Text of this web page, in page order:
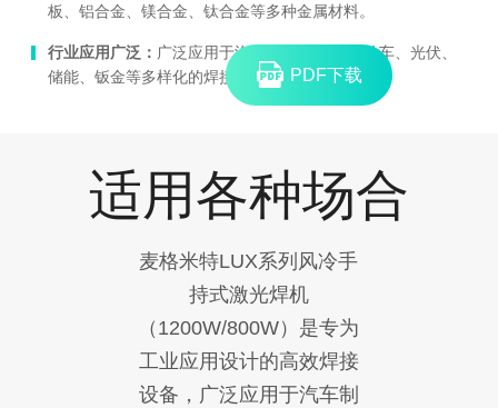
板、铝合金、镁合金、钛合金等多种金属材料。
行业应用广泛： 广泛应用于汽车零部件、两/三轮车、光伏、
储能、钣金等多样化的焊接工位和复杂工艺场合。
PDF下载
适用各种场合
麦格米特LUX系列风冷手
持式激光焊机
（1200W/800W）是专为
工业应用设计的高效焊接
设备，广泛应用于汽车制